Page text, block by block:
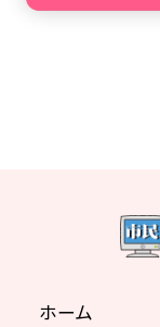
ホーム